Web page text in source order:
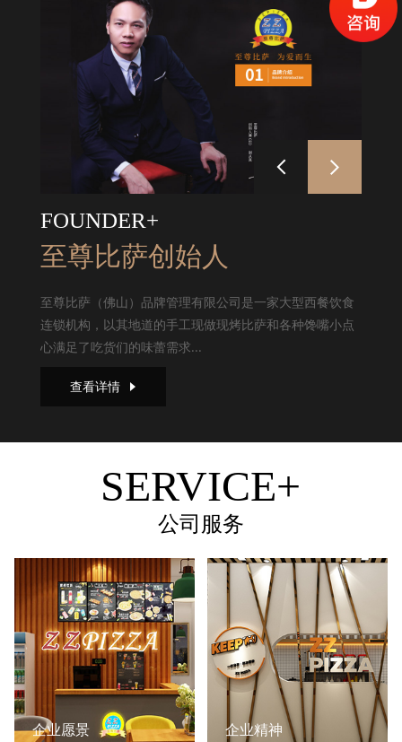
FOUNDER+
至尊比萨创始人
至尊比萨（佛山）品牌管理有限公司是一家大型西餐饮食
连锁机构，以其地道的手工现做现烤比萨和各种馋嘴小点
心满足了吃货们的味蕾需求...
查看详情
SERVICE+
公司服务
企业愿景 企业精神